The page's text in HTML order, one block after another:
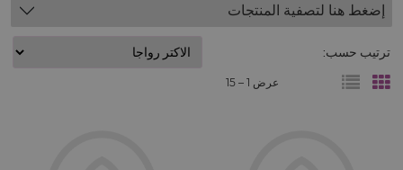
إضغط هنا لتصفية المنتجات
عرض 1 – 15
ترتيب حسب: